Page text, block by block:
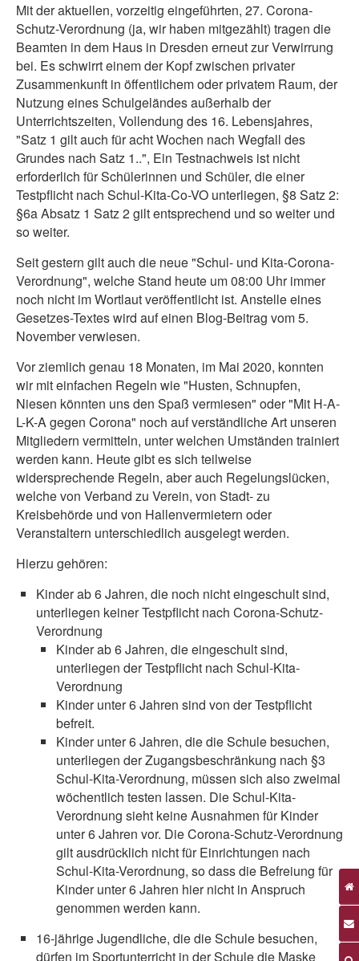
Mit der aktuellen, vorzeitig eingeführten, 27. Corona-
Schutz-Verordnung (ja, wir haben mitgezählt) tragen die
Beamten in dem Haus in Dresden erneut zur Verwirrung
bei. Es schwirrt einem der Kopf zwischen privater
Zusammenkunft in öffentlichem oder privatem Raum, der
Nutzung eines Schulgeländes außerhalb der
Unterrichtszeiten, Vollendung des 16. Lebensjahres,
"Satz 1 gilt auch für acht Wochen nach Wegfall des
Grundes nach Satz 1..", Ein Testnachweis ist nicht
erforderlich für Schülerinnen und Schüler, die einer
Testpflicht nach Schul-Kita-Co-VO unterliegen, §8 Satz 2:
§6a Absatz 1 Satz 2 gilt entsprechend und so weiter und
so weiter.
Seit gestern gilt auch die neue "Schul- und Kita-Corona-
Verordnung", welche Stand heute um 08:00 Uhr immer
noch nicht im Wortlaut veröffentlicht ist. Anstelle eines
Gesetzes-Textes wird auf einen Blog-Beitrag vom 5.
November verwiesen.
Vor ziemlich genau 18 Monaten, im Mai 2020, konnten
wir mit einfachen Regeln wie "Husten, Schnupfen,
Niesen könnten uns den Spaß vermiesen" oder "Mit H-A-
L-K-A gegen Corona" noch auf verständliche Art unseren
Mitgliedern vermitteln, unter welchen Umständen trainiert
werden kann. Heute gibt es sich teilweise
widersprechende Regeln, aber auch Regelungslücken,
welche von Verband zu Verein, von Stadt- zu
Kreisbehörde und von Hallenvermietern oder
Veranstaltern unterschiedlich ausgelegt werden.
Hierzu gehören:
Kinder ab 6 Jahren, die noch nicht eingeschult sind,
unterliegen keiner Testpflicht nach Corona-Schutz-
Verordnung
Kinder ab 6 Jahren, die eingeschult sind,
unterliegen der Testpflicht nach Schul-Kita-
Verordnung
Kinder unter 6 Jahren sind von der Testpflicht
befreit.
Kinder unter 6 Jahren, die die Schule besuchen,
unterliegen der Zugangsbeschränkung nach §3
Schul-Kita-Verordnung, müssen sich also zweimal
wöchentlich testen lassen. Die Schul-Kita-
Verordnung sieht keine Ausnahmen für Kinder
unter 6 Jahren vor. Die Corona-Schutz-Verordnung
gilt ausdrücklich nicht für Einrichtungen nach
Schul-Kita-Verordnung, so dass die Befreiung für
Kinder unter 6 Jahren hier nicht in Anspruch
genommen werden kann.
16-jährige Jugendliche, die die Schule besuchen,
dürfen im Sportunterricht in der Schule die Maske